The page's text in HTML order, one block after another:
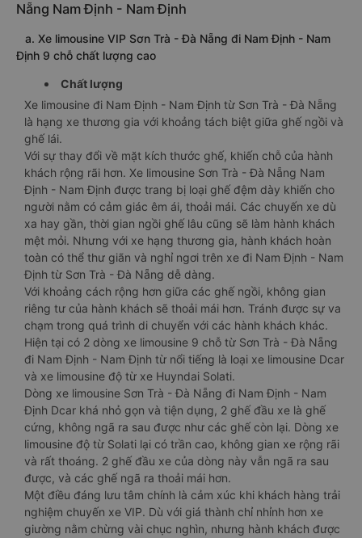
Nẵng Nam Định - Nam Định
a. Xe limousine VIP Sơn Trà - Đà Nẵng đi Nam Định - Nam
Định 9 chỗ chất lượng cao
Chất lượng
Xe limousine đi Nam Định - Nam Định từ Sơn Trà - Đà Nẵng
là hạng xe thương gia với khoảng tách biệt giữa ghế ngồi và
ghế lái.
Với sự thay đổi về mặt kích thước ghế, khiến chỗ của hành
khách rộng rãi hơn. Xe limousine Sơn Trà - Đà Nẵng Nam
Định - Nam Định được trang bị loại ghế đệm dày khiến cho
người nằm có cảm giác êm ái, thoải mái. Các chuyến xe dù
xa hay gần, thời gian ngồi ghế lâu cũng sẽ làm hành khách
mệt mỏi. Nhưng với xe hạng thương gia, hành khách hoàn
toàn có thể thư giãn và nghỉ ngơi trên xe đi Nam Định - Nam
Định từ Sơn Trà - Đà Nẵng dễ dàng.
Với khoảng cách rộng hơn giữa các ghế ngồi, không gian
riêng tư của hành khách sẽ thoải mái hơn. Tránh được sự va
chạm trong quá trình di chuyển với các hành khách khác.
Hiện tại có 2 dòng xe limousine 9 chỗ từ Sơn Trà - Đà Nẵng
đi Nam Định - Nam Định từ nổi tiếng là loại xe limousine Dcar
và xe limousine độ từ xe Huyndai Solati.
Dòng xe limousine Sơn Trà - Đà Nẵng đi Nam Định - Nam
Định Dcar khá nhỏ gọn và tiện dụng, 2 ghế đầu xe là ghế
cứng, không ngã ra sau được như các ghế còn lại. Dòng xe
limousine độ từ Solati lại có trần cao, không gian xe rộng rãi
và rất thoáng. 2 ghế đầu xe của dòng này vẫn ngã ra sau
được, và các ghế ngã ra thoải mái hơn.
Một điều đáng lưu tâm chính là cảm xúc khi khách hàng trải
nghiệm chuyến xe VIP. Dù với giá thành chỉ nhỉnh hơn xe
giường nằm chừng vài chục nghìn, nhưng hành khách được